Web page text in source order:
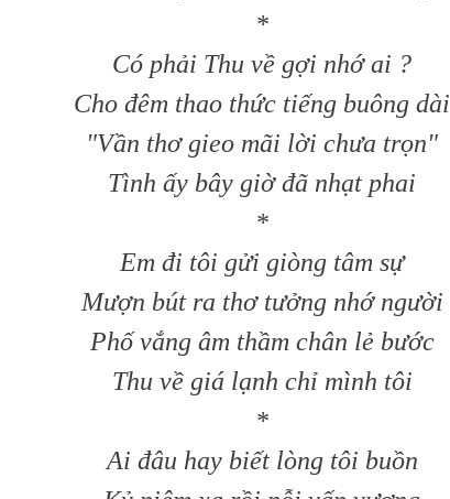
*
Có phải Thu về gợi nhớ ai ?
Cho đêm thao thức tiếng buông dài
"Vần thơ gieo mãi lời chưa trọn"
Tình ấy bây giờ đã nhạt phai
*
Em đi tôi gửi giòng tâm sự
Mượn bút ra thơ tưởng nhớ người
Phố vắng âm thầm chân lẻ bước
Thu về giá lạnh chỉ mình tôi
*
Ai đâu hay biết lòng tôi buồn